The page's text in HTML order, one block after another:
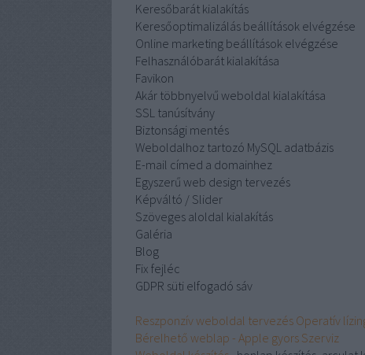
Keresőbarát kialakítás
Keresőoptimalizálás beállítások elvégzése
Online marketing beállítások elvégzése
Felhasználóbarát kialakítása
Favikon
Akár többnyelvű weboldal kialakítása
SSL tanúsítvány
Biztonsági mentés
Weboldalhoz tartozó MySQL adatbázis
E-mail címed a domainhez
Egyszerű web design tervezés
Képváltó / Slider
Szöveges aloldal kialakítás
Galéria
Blog
Fix fejléc
GDPR süti elfogadó sáv
Reszponzív weboldal tervezés Operatív
Bérelhető weblap - Apple gyors Szerviz